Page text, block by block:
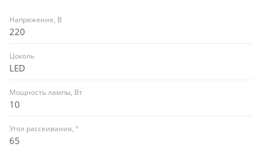
Напряжение, В
220
Цоколь
LED
Мощность лампы, Вт
10
Угол рассеивания, °
65